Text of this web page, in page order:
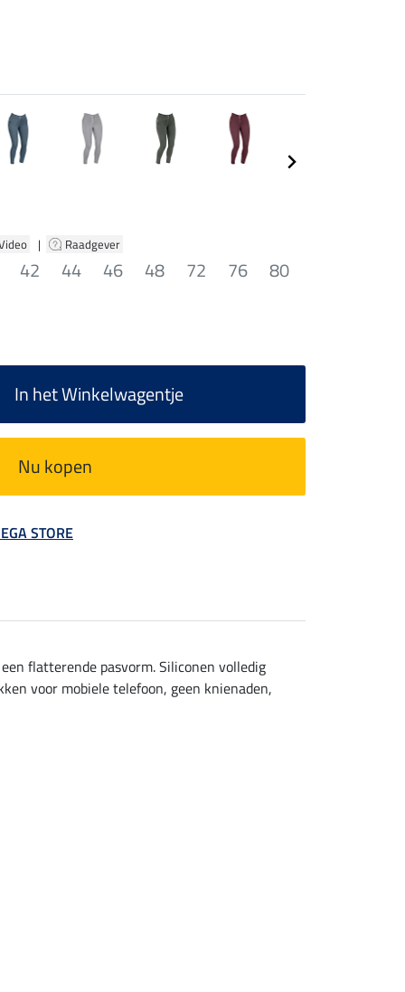
| Raadgever
42 44 46 48 72 76
80
In het Winkelwagentje
Nu kopen
STORE
flatterende pasvorm. Siliconen volledig
voor mobiele telefoon, geen knienaden,